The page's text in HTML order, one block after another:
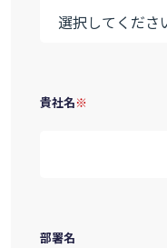
貴社名
部署名